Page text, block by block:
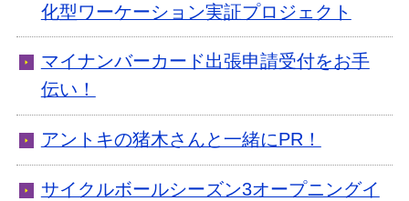
化型ワーケーション実証プロジェクト
マイナンバーカード出張申請受付をお手
伝い！
アントキの猪木さんと一緒にPR！
サイクルボールシーズン3オープニングイ